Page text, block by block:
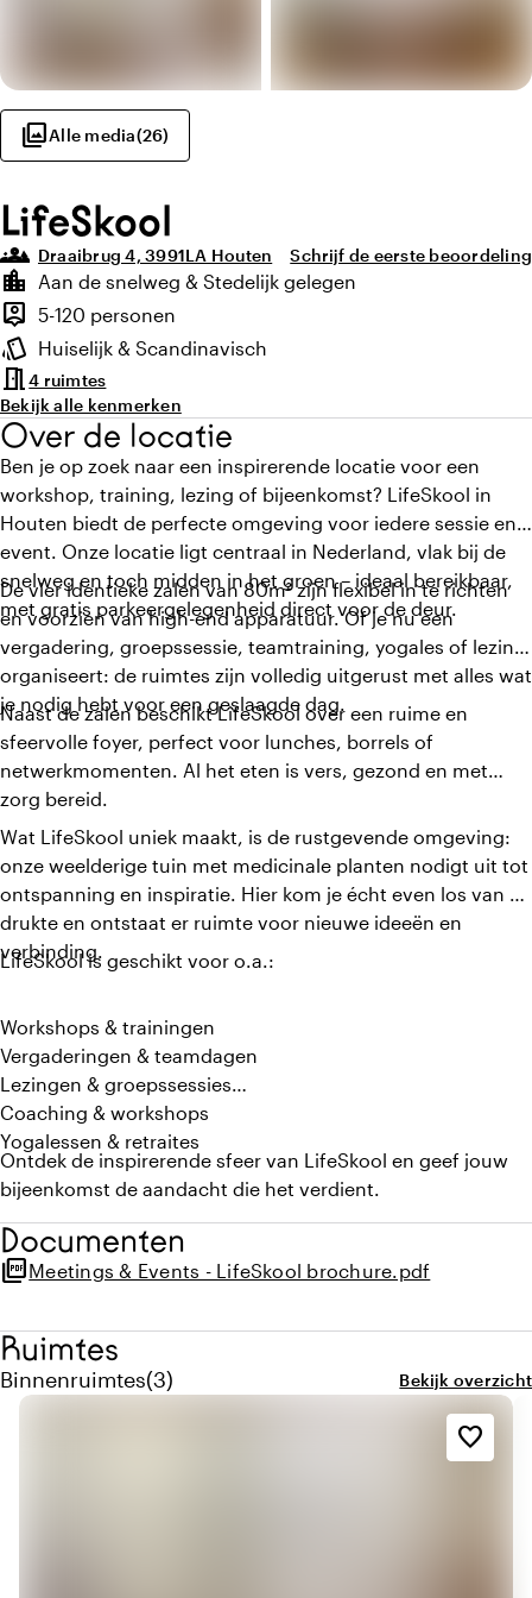
photo_libraryAlle media(26)
LifeSkool
groups_3 Draaibrug 4, 3991LA Houten Schrijf de eerste beoordeling
Highlights
location_city
Locatie en omgeving
Aan de snelweg & Stedelijk gelegen
person_pin
Capaciteit
5-120 personen
style
Sfeer en uitstraling
Huiselijk & Scandinavisch
meeting_room4 ruimtes
Bekijk alle kenmerken
Over de locatie
Ben je op zoek naar een inspirerende locatie voor een
workshop, training, lezing of bijeenkomst? LifeSkool in
Houten biedt de perfecte omgeving voor iedere sessie en
event. Onze locatie ligt centraal in Nederland, vlak bij de
snelweg en toch midden in het groen – ideaal bereikbaar,
met gratis parkeergelegenheid direct voor de deur.
De vier identieke zalen van 80m² zijn flexibel in te richten
en voorzien van high-end apparatuur. Of je nu een
vergadering, groepssessie, teamtraining, yogales of lezing
organiseert: de ruimtes zijn volledig uitgerust met alles wat
je nodig hebt voor een geslaagde dag.
Naast de zalen beschikt LifeSkool over een ruime en
sfeervolle foyer, perfect voor lunches, borrels of
netwerkmomenten. Al het eten is vers, gezond en met
zorg bereid.
Wat LifeSkool uniek maakt, is de rustgevende omgeving:
onze weelderige tuin met medicinale planten nodigt uit tot
ontspanning en inspiratie. Hier kom je écht even los van de
drukte en ontstaat er ruimte voor nieuwe ideeën en
verbinding.
LifeSkool is geschikt voor o.a.:
Workshops & trainingen
Vergaderingen & teamdagen
Lezingen & groepssessies
Coaching & workshops
Yogalessen & retraites
Ontdek de inspirerende sfeer van LifeSkool en geef jouw
bijeenkomst de aandacht die het verdient.
Documenten
picture_as_pdfMeetings & Events - LifeSkool brochure.pdf
Ruimtes
Binnenruimtes
Aantal binnenruimtes: 3
(3) Bekijk overzicht
favorite_border